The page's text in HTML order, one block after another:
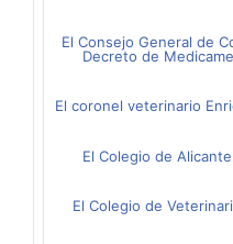
El Consejo General de
Decreto de
El coronel veterinario
El Colegio de
El Colegio de